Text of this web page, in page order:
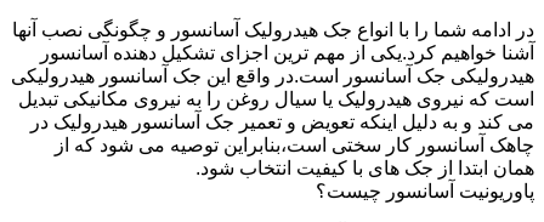
در ادامه شما را با انواع جک هیدرولیک آسانسور و چگونگی نصب آنها
آشنا خواهیم کرد.یکی از مهم ترین اجزای تشکیل دهنده آسانسور
هیدرولیکی جک آسانسور است.در واقع این جک آسانسور هیدرولیکی
است که نیروی هیدرولیک یا سیال روغن را به نیروی مکانیکی تبدیل
می کند و به دلیل اینکه تعویض و تعمیر جک آسانسور هیدرولیک در
چاهک آسانسور کار سختی است،بنابراین توصیه می شود که از
همان ابتدا از جک های با کیفیت انتخاب شود.
پاوریونیت آسانسور چیست؟